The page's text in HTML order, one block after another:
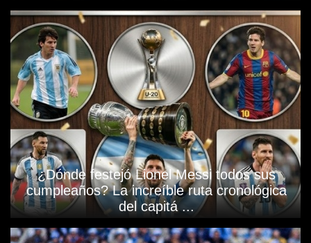
¿Dónde festejó Lionel Messi todos sus
cumpleaños? La increíble ruta cronológica
del capitá ...